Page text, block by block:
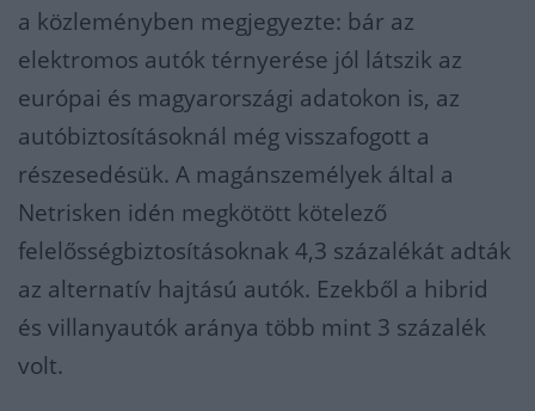
a közleményben megjegyezte: bár az
elektromos autók térnyerése jól látszik az
európai és magyarországi adatokon is, az
autóbiztosításoknál még visszafogott a
részesedésük. A magánszemélyek által a
Netrisken idén megkötött kötelező
felelősségbiztosításoknak 4,3 százalékát adták
az alternatív hajtású autók. Ezekből a hibrid
és villanyautók aránya több mint 3 százalék
volt.